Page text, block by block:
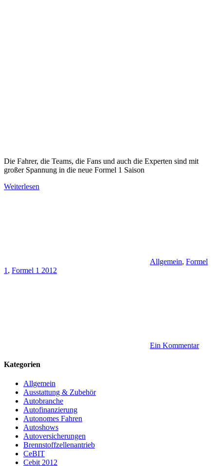
Die Fahrer, die Teams, die Fans und auch die Experten sind mit
großer Spannung in die neue Formel 1 Saison
Weiterlesen
Allgemein, Formel
1 , Formel 1 2012
Ein Kommentar
Kategorien
Allgemein
Ausstattung & Zubehör
Autobranche
Autofinanzierung
Autonomes Fahren
Autoshows
Autoversicherungen
Brennstoffzellenantrieb
CeBIT
Cebit 2012